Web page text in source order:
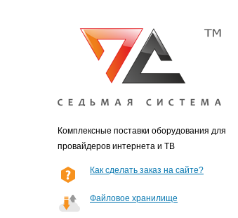
Комплексные поставки оборудования для
провайдеров интернета и ТВ
Как сделать заказ на сайте?
Файловое хранилище